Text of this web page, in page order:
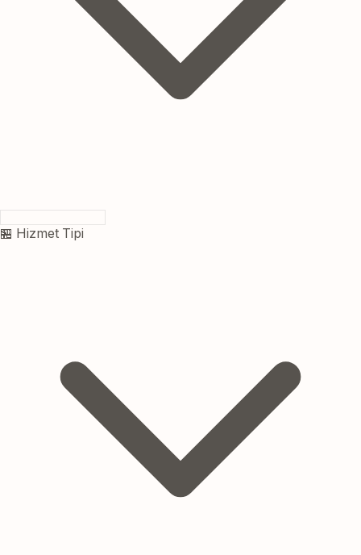
🏪 Hizmet Tipi